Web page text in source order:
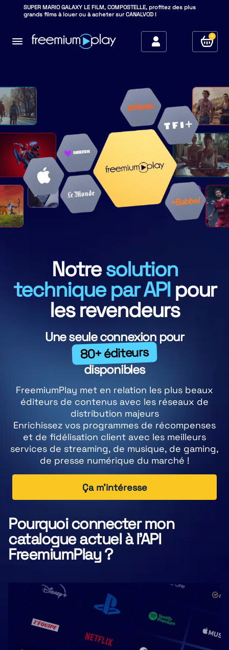
SUPER MARIO GALAXY LE FILM, COMPOSTELLE, profitez des plus
grands films à louer ou à acheter sur CANALVOD !
0
Notresolution
technique par APIpour
les revendeurs
Une seule connexion pour
80+ éditeurs
disponibles
FreemiumPlay met en relation les plus beaux
éditeurs de contenus avec les réseaux de
distribution majeurs
Enrichissez vos programmes de récompenses
et de fidélisation client avec les meilleurs
services de streaming, de musique, de gaming,
de presse numérique du marché !
Ça m'intéresse
Pourquoi connecter mon
catalogue actuel à l'API
FreemiumPlay ?